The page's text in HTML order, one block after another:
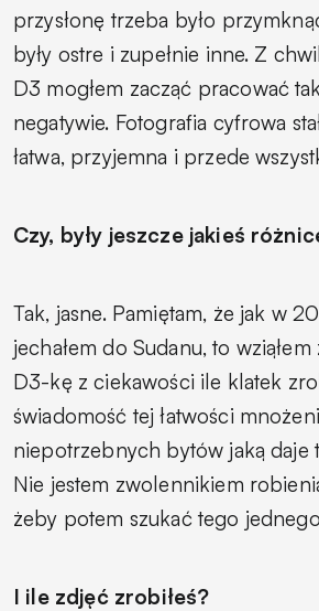
przysłonę trzeba było
były ostre i zupełnie inne. Z
D3 mogłem zacząć pracować
negatywie. Fotografia cyfrowa
łatwa, przyjemna i przede
Czy, były jeszcze jakieś
Tak, jasne. Pamiętam, że jak w
jechałem do Sudanu, to
D3-kę z ciekawości ile klatek
świadomość tej łatwości
niepotrzebnych bytów jaką daje
Nie jestem zwolennikiem
żeby potem szukać tego
I ile zdjęć zrobiłeś?